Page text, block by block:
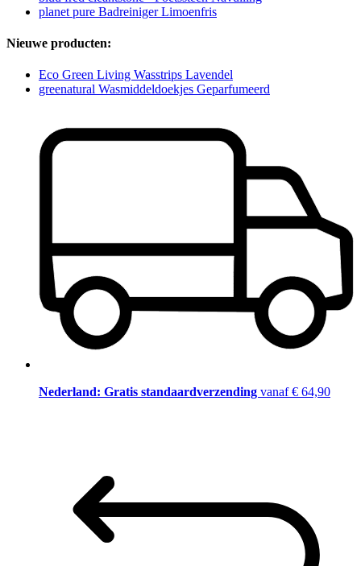
planet pure Badreiniger Limoenfris
Nieuwe producten:
Eco Green Living Wasstrips Lavendel
greenatural Wasmiddeldoekjes Geparfumeerd
Nederland: Gratis standaardverzending vanaf € 64,90